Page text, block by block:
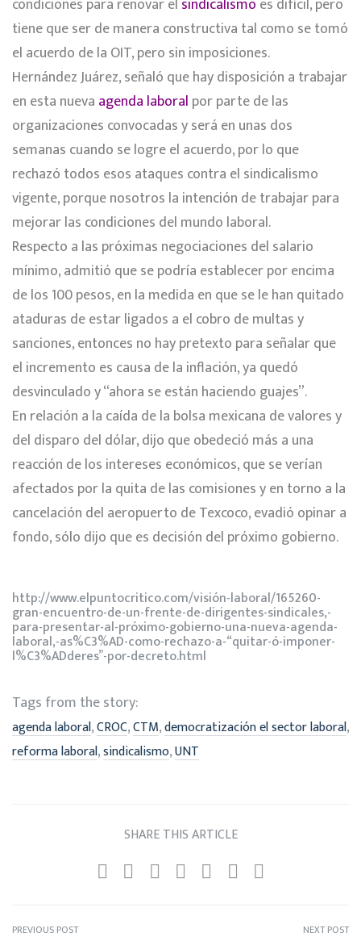
condiciones para renovar el sindicalismo es difícil, pero
tiene que ser de manera constructiva tal como se tomó
el acuerdo de la OIT, pero sin imposiciones.
Hernández Juárez, señaló que hay disposición a trabajar
en esta nueva agenda laboral por parte de las
organizaciones convocadas y será en unas dos
semanas cuando se logre el acuerdo, por lo que
rechazó todos esos ataques contra el sindicalismo
vigente, porque nosotros la intención de trabajar para
mejorar las condiciones del mundo laboral.
Respecto a las próximas negociaciones del salario
mínimo, admitió que se podría establecer por encima
de los 100 pesos, en la medida en que se le han quitado
ataduras de estar ligados a el cobro de multas y
sanciones, entonces no hay pretexto para señalar que
el incremento es causa de la inflación, ya quedó
desvinculado y “ahora se están haciendo guajes”.
En relación a la caída de la bolsa mexicana de valores y
del disparo del dólar, dijo que obedeció más a una
reacción de los intereses económicos, que se verían
afectados por la quita de las comisiones y en torno a la
cancelación del aeropuerto de Texcoco, evadió opinar a
fondo, sólo dijo que es decisión del próximo gobierno.
http://www.elpuntocritico.com/visión-laboral/165260-
gran-encuentro-de-un-frente-de-dirigentes-sindicales,-
para-presentar-al-próximo-gobierno-una-nueva-agenda-
laboral,-as%C3%AD-como-rechazo-a-“quitar-ó-imponer-
l%C3%ADderes”-por-decreto.html
Tags from the story:
agenda laboral,CROC,CTM,democratización el sector laboral,
reforma laboral,sindicalismo,UNT
SHARE THIS ARTICLE
PREVIOUS POST NEXT POST